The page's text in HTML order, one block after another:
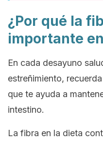
¿Por qué la
importante
En cada desayuno
estreñimiento,
que te ayuda a
intestino.
La fibra en la dieta